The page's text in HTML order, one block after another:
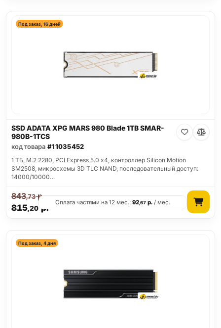
Под заказ, 16 дней
SSD ADATA XPG MARS 980 Blade 1TB SMAR-
980B-1TCS
код товара #11035452
1 ТБ, M.2 2280, PCI Express 5.0 x4, контроллер Silicon Motion
SM2508, микросхемы 3D TLC NAND, последовательный доступ:
14000/10000…
815,20р.
843,73р.
Оплата частями на 12 мес.:92,67 р. / мес.
Под заказ, 4 дня